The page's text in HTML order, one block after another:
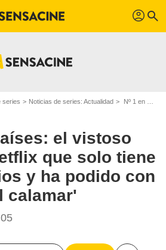
profil search
series Noticias de series: Actualidad Nº 1 en 86 países: el vistoso thriller de Netflix que solo tiene seis episodios y ha podido con 'El juego del calamar'
el vistoso
que solo tiene
y ha podido con
calamar'
Netflix